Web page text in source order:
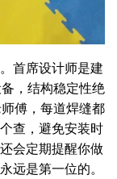
首席设计师是建
，结构稳定性绝
傅，每道焊缝都
查，避免安装时
会定期提醒你做
是第一位的。